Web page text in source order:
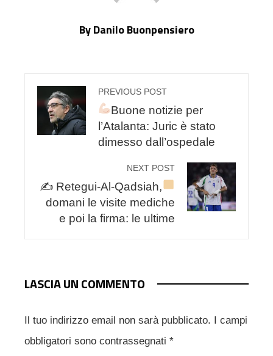
By Danilo Buonpensiero
PREVIOUS POST
Buone notizie per
l’Atalanta: Juric è stato
dimesso dall’ospedale
NEXT POST
✍Retegui-Al-Qadsiah,
domani le visite mediche
e poi la firma: le ultime
LASCIA UN COMMENTO
Il tuo indirizzo email non sarà pubblicato. I campi
obbligatori sono contrassegnati *